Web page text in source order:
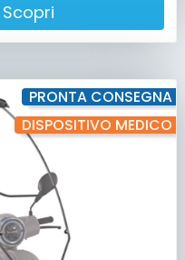
Scopri
PRONTA CONSEGNA
DISPOSITIVO MEDICO